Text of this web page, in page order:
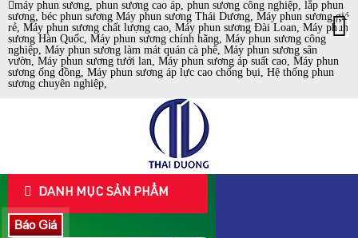
máy phun sương, phun sương cao áp, phun sương công nghiệp, lắp phun
sương, béc phun sương Máy phun sương Thái Dương, Máy phun sương giá
rẻ, Máy phun sương chất lượng cao, Máy phun sương Đài Loan, Máy phun
sương Hàn Quốc, Máy phun sương chính hãng, Máy phun sương công
nghiệp, Máy phun sương làm mát quán cà phê, Máy phun sương sân
vườn, Máy phun sương tưới lan, Máy phun sương áp suất cao, Máy phun
sương ống đồng, Máy phun sương áp lực cao chống bụi, Hệ thống phun
sương chuyên nghiệp,
DANH MỤC SẢN PHẨM
Báo Giá